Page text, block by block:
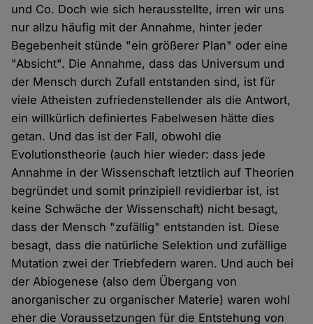
und Co. Doch wie sich herausstellte, irren wir uns
nur allzu häufig mit der Annahme, hinter jeder
Begebenheit stünde "ein größerer Plan" oder eine
"Absicht". Die Annahme, dass das Universum und
der Mensch durch Zufall entstanden sind, ist für
viele Atheisten zufriedenstellender als die Antwort,
ein willkürlich definiertes Fabelwesen hätte dies
getan. Und das ist der Fall, obwohl die
Evolutionstheorie (auch hier wieder: dass jede
Annahme in der Wissenschaft letztlich auf Theorien
begründet und somit prinzipiell revidierbar ist, ist
keine Schwäche der Wissenschaft) nicht besagt,
dass der Mensch "zufällig" entstanden ist. Diese
besagt, dass die natürliche Selektion und zufällige
Mutation zwei der Triebfedern waren. Und auch bei
der Abiogenese (also dem Übergang von
anorganischer zu organischer Materie) waren wohl
eher die Voraussetzungen für die Entstehung von